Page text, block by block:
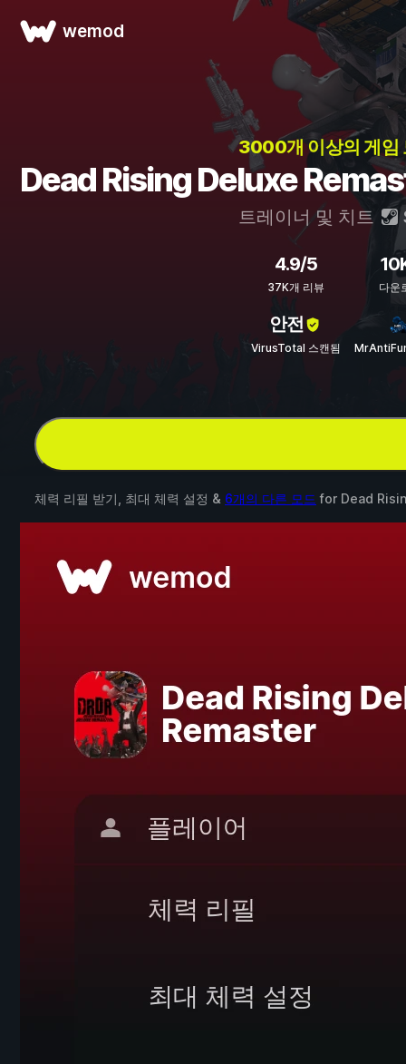
wemod
3000개 이상의 게임
Dead Rising Deluxe
트레이너 및 치트
4.9/5
37K개 리뷰 다운
안전
VirusTotal 스캔됨
체력 리필 받기, 최대 체력 설정 & 6개의 다른 모드 for Dead